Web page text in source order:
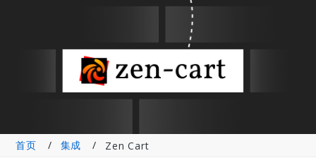
首页 集成 Zen Cart